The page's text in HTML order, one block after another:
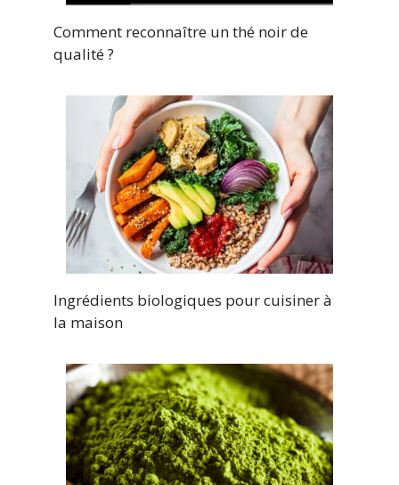
Comment reconnaître un thé noir de
qualité ?
Ingrédients biologiques pour cuisiner à
la maison